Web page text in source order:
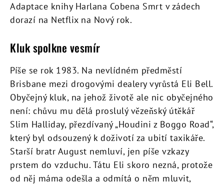
Adaptace knihy Harlana Cobena Smrt v zádech
dorazí na Netflix na Nový rok.
Kluk spolkne vesmír
Píše se rok 1983. Na nevlídném předměstí
Brisbane mezi drogovými dealery vyrůstá Eli Bell.
Obyčejný kluk, na jehož životě ale nic obyčejného
není: chůvu mu dělá proslulý vězeňský útěkář
Slim Halliday, přezdívaný „Houdini z Boggo Road“,
který byl odsouzený k doživotí za ubití taxikáře.
Starší bratr August nemluví, jen píše vzkazy
prstem do vzduchu. Tátu Eli skoro nezná, protože
od něj máma odešla a odmítá o něm mluvit,